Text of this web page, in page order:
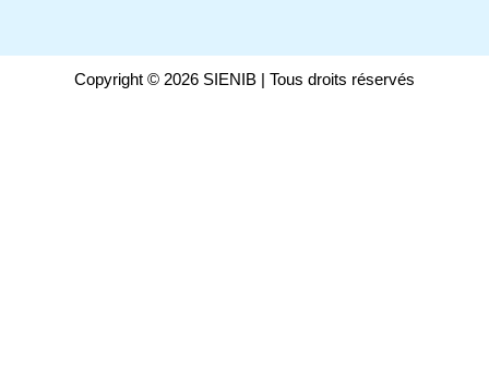
Copyright © 2026 SIENIB | Tous droits réservés